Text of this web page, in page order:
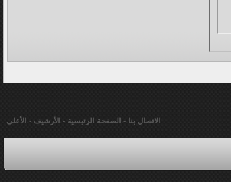
الاتصال بنا - الصفحة الرئيسية - الأرشيف - الأعلى